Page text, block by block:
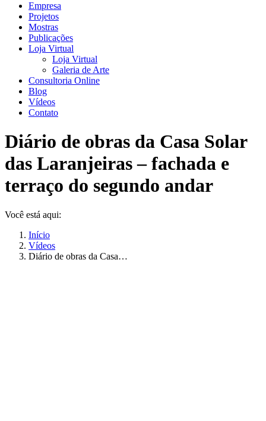
Empresa
Projetos
Mostras
Publicações
Loja Virtual
Loja Virtual
Galeria de Arte
Consultoria Online
Blog
Vídeos
Contato
Diário de obras da Casa Solar
das Laranjeiras – fachada e
terraço do segundo andar
Você está aqui:
Início
Vídeos
Diário de obras da Casa…